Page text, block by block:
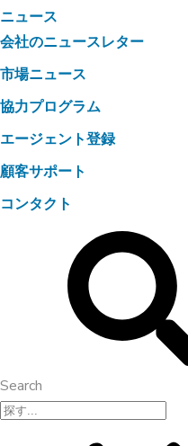
ニュース
会社のニュースレター
市場ニュース
協力プログラム
エージェント登録
顧客サポート
コンタクト
Search